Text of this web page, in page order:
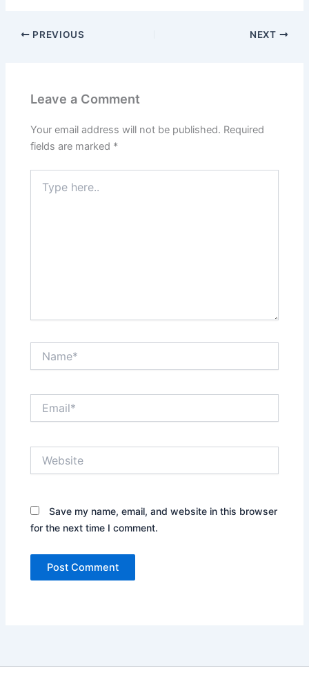
PREVIOUS NEXT
Leave a Comment
Your email address will not be published. Required
fields are marked *
here..
Save my name, email, and website in this browser
for the next time I comment.